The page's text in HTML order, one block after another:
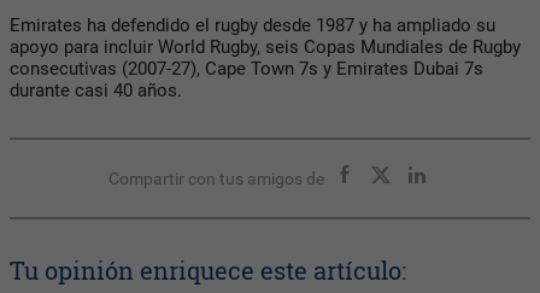
Emirates ha defendido el rugby desde 1987 y ha ampliado su
apoyo para incluir World Rugby, seis Copas Mundiales de Rugby
consecutivas (2007-27), Cape Town 7s y Emirates Dubai 7s
durante casi 40 años.
Compartir con tus amigos de
Tu opinión enriquece este artículo: